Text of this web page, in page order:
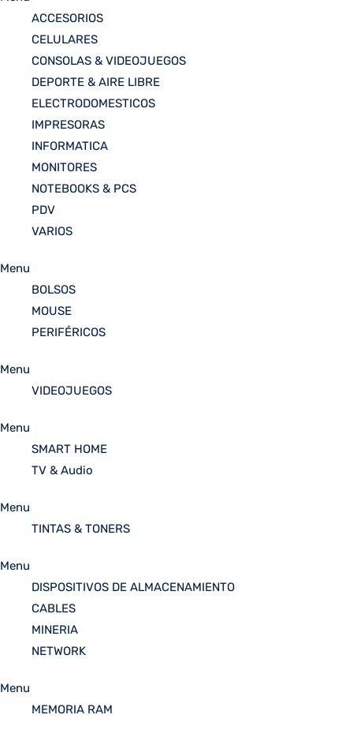
ACCESORIOS
CELULARES
CONSOLAS & VIDEOJUEGOS
DEPORTE & AIRE LIBRE
ELECTRODOMESTICOS
IMPRESORAS
INFORMATICA
MONITORES
NOTEBOOKS & PCS
PDV
VARIOS
Menu
BOLSOS
MOUSE
PERIFÉRICOS
Menu
VIDEOJUEGOS
Menu
SMART HOME
TV & Audio
Menu
TINTAS & TONERS
Menu
DISPOSITIVOS DE ALMACENAMIENTO
CABLES
MINERIA
NETWORK
Menu
MEMORIA RAM